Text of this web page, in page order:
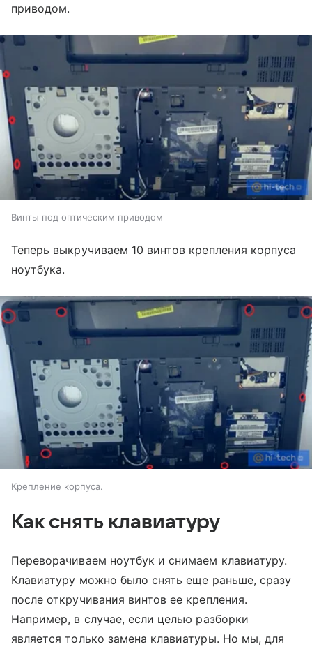
приводом.
Винты под оптическим приводом
Теперь выкручиваем 10 винтов крепления корпуса
ноутбука.
Крепление корпуса.
Как снять клавиатуру
Переворачиваем ноутбук и снимаем клавиатуру.
Клавиатуру можно было снять еще раньше, сразу
после откручивания винтов ее крепления.
Например, в случае, если целью разборки
является только замена клавиатуры. Но мы, для